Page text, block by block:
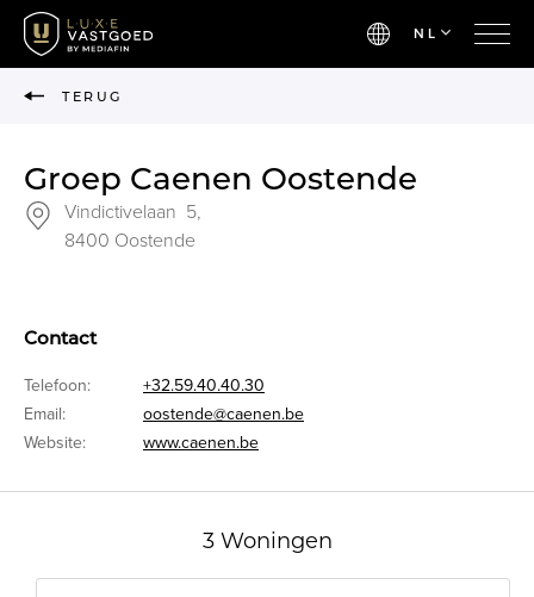
NL
TERUG
Groep Caenen Oostende
Vindictivelaan 5,
8400 Oostende
Contact
Telefoon:
+32.59.40.40.30
Email:
oostende@caenen.be
Website:
www.caenen.be
3 Woningen